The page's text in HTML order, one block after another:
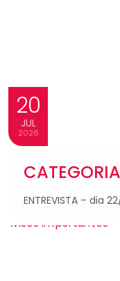
20
JUL
2026
ENTREVISTA – dia